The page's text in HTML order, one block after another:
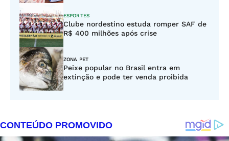
ESPORTES
Clube nordestino estuda romper SAF de
R$ 400 milhões após crise
ZONA PET
Peixe popular no Brasil entra em
extinção e pode ter venda proibida